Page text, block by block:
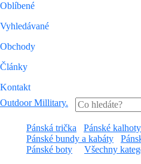
Oblíbené
Vyhledávané
Obchody
Články
Kontakt
Outdoor Millitary.
Pánská trička Pánské kalhoty
Pánské bundy a kabáty
Pánské boty
Všechny